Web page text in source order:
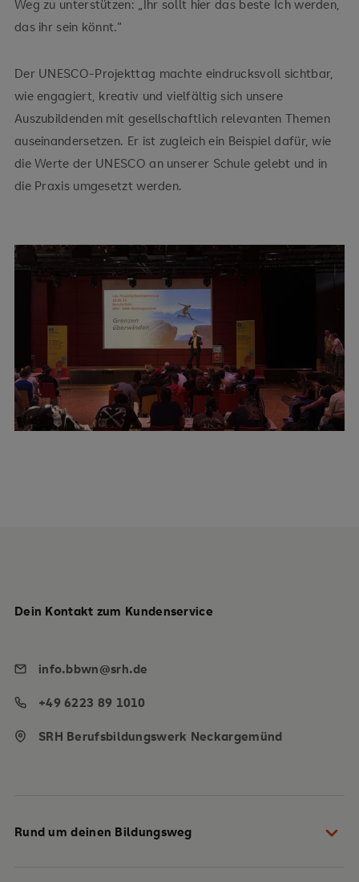
Weg zu unterstützen: „Ihr sollt hier das beste Ich werden,
das ihr sein könnt.“
Der UNESCO-Projekttag machte eindrucksvoll sichtbar,
wie engagiert, kreativ und vielfältig sich unsere
Auszubildenden mit gesellschaftlich relevanten Themen
auseinandersetzen. Er ist zugleich ein Beispiel dafür, wie
die Werte der UNESCO an unserer Schule gelebt und in
die Praxis umgesetzt werden.
Rund um deinen Bildungsweg
Dein Kontakt zum Kundenservice
info.bbwn@srh.de
+49 6223 89 1010
SRH Berufsbildungswerk Neckargemünd